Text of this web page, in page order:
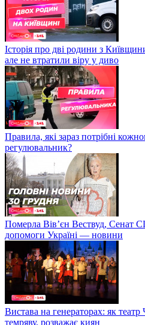
Історія про дві родини з
але не втратили віру у диво
Правила, які зараз потрібні
регулювальник?
Померла Вівʼєн Вествуд, Сенат
допомоги Україні — новини
Вистава на генераторах: як
темряву, розважає киян